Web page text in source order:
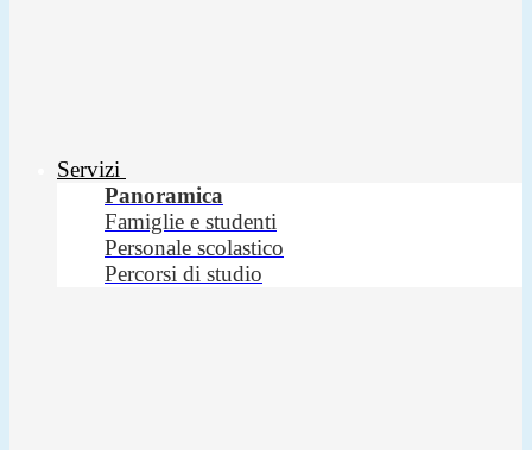
Servizi
Panoramica
Famiglie e studenti
Personale scolastico
Percorsi di studio